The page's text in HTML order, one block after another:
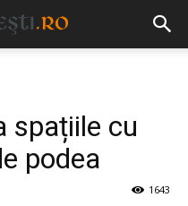
spațiile cu
podea
1643